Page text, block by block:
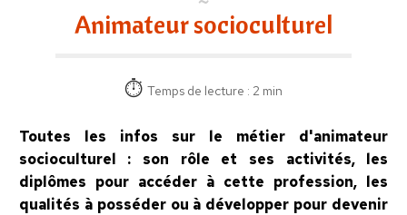
Animateur socioculturel
Temps de lecture : 2 min
Toutes les infos sur le métier d'animateur
socioculturel : son rôle et ses activités, les
diplômes pour accéder à cette profession, les
qualités à posséder ou à développer pour devenir